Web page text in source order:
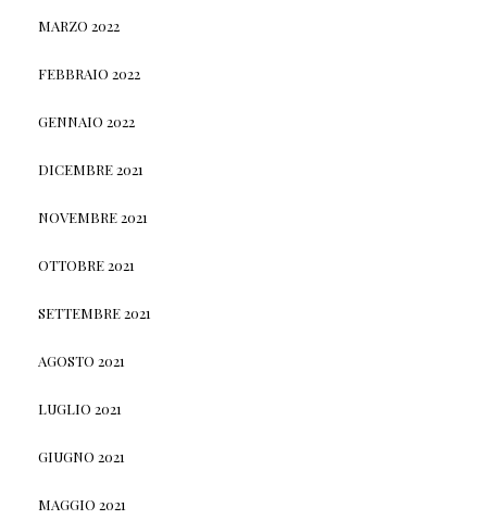
MARZO 2022
FEBBRAIO 2022
GENNAIO 2022
DICEMBRE 2021
NOVEMBRE 2021
OTTOBRE 2021
SETTEMBRE 2021
AGOSTO 2021
LUGLIO 2021
GIUGNO 2021
MAGGIO 2021